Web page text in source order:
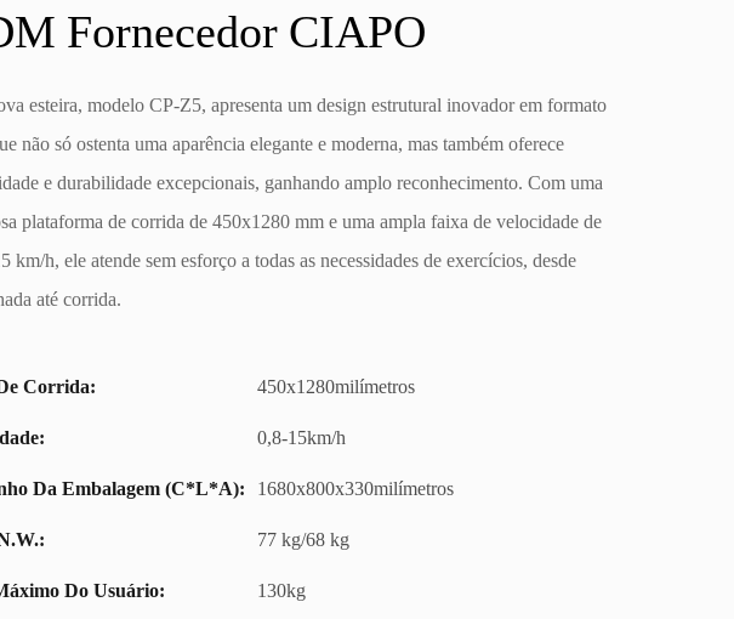
Fornecedor CIAPO
esteira, modelo CP-Z5, apresenta um design estrutural inovador em formato
não só ostenta uma aparência elegante e moderna, mas também oferece
e durabilidade excepcionais, ganhando amplo reconhecimento. Com uma
plataforma de corrida de 450x1280 mm e uma ampla faixa de velocidade de
km/h, ele atende sem esforço a todas as necessidades de exercícios, desde
até corrida.
Corrida: 450x1280milímetros
0,8-15km/h
Da Embalagem (C*L*A): 1680x800x330milímetros
77 kg/68 kg
Do Usuário: 130kg